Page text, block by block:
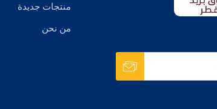
منتجات جديدة
من نحن